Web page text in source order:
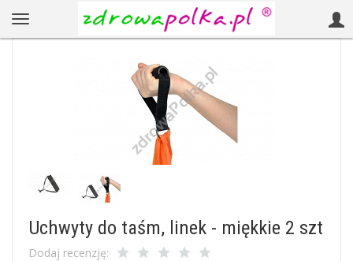
Uchwyty do taśm, linek - miękkie 2 szt
Dodaj recenzję: